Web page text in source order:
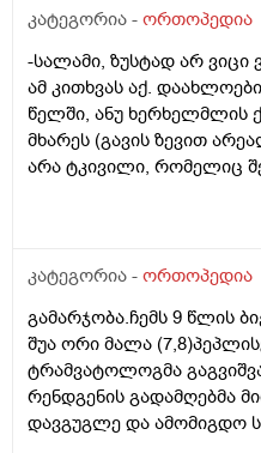
მკურნალობა... მადლობა
ვიკვებები
დამეწყო ეს
300 გრამი ყოველ
ორგანიზმი მალევე
ვიტამინს.ადრე არ
ვცხოვრობდი.არასდორს
ნაწარმზე,თუმცა
ცვლილებები
ვიცი.ფაქტია გახარჯვა
ვიტამინების.
კატეგორია - ორთოპედია
-სალამი, ზუსტად არ ვიცი
ამ კითხვას აქ.
წელში, ანუ ხერხელმლის
მხარეს (გავის ზევით
არა ტკივილი, რომელიც
დავდივარ ან ვმოძრაობ,
დიდი ხნით ამ დროსაა
მოძრაობის დროს რომ
ხარისხზე არ აისახება
აქამდე არ მქონია
ერთად ვიცი რომ
საკითხებთანაც იყოს
კატეგორია - ორთოპედია
გამარჯობა.ჩემს 9 წლის
შუა ორი მალა
ტრამვატოლოგმა
რენდგენის გადამღებმა
დავგუგლე და ამომიგდო